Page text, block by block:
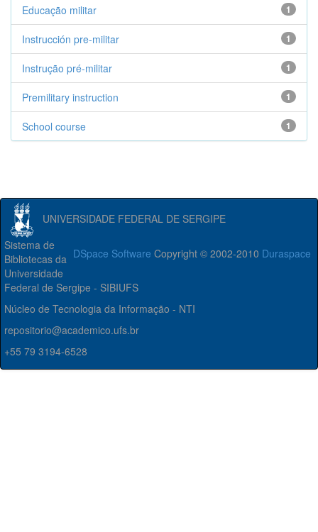
1
Educação militar
1
Instrucción pre-militar
1
Instrução pré-militar
1
Premilitary instruction
1
School course
UNIVERSIDADE FEDERAL DE SERGIPE
DSpace Software Copyright © 2002-2010 Duraspace
Sistema de
Bibliotecas da
Universidade
Federal de Sergipe - SIBIUFS
Núcleo de Tecnologia da Informação - NTI
repositorio@academico.ufs.br
+55 79 3194-6528